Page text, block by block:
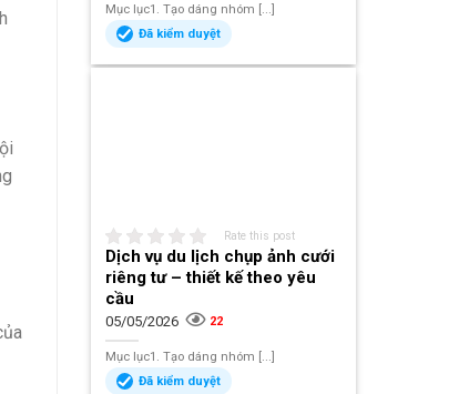
Mục lục1. Tạo dáng nhóm [...]
Đã kiểm duyệt
Rate this post
Dịch vụ du lịch chụp ảnh cưới
riêng tư – thiết kế theo yêu
cầu
05/05/2026 22
Mục lục1. Tạo dáng nhóm [...]
Đã kiểm duyệt